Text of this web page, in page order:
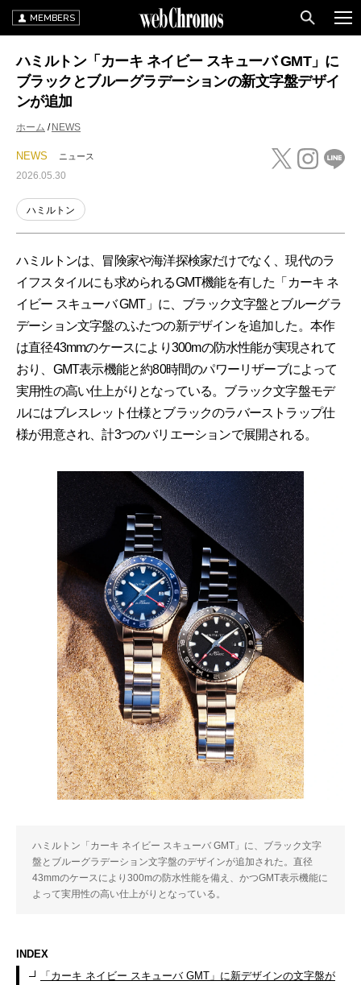
MEMBERS
ハミルトン「カーキ ネイビー スキューバ GMT」に
ブラックとブルーグラデーションの新文字盤デザイ
ンが追加
ホーム NEWS
NEWS ニュース
2026.05.30
ハミルトン
ハミルトンは、冒険家や海洋探検家だけでなく、現代のラ
イフスタイルにも求められるGMT機能を有した「カーキ ネ
イビー スキューバ GMT」に、ブラック文字盤とブルーグラ
デーション文字盤のふたつの新デザインを追加した。本作
は直径43mmのケースにより300mの防水性能が実現されて
おり、GMT表示機能と約80時間のパワーリザーブによって
実用性の高い仕上がりとなっている。ブラック文字盤モデ
ルにはブレスレット仕様とブラックのラバーストラップ仕
様が用意され、計3つのバリエーションで展開される。
ハミルトン「カーキ ネイビー スキューバ GMT」に、ブラック文字
盤とブルーグラデーション文字盤のデザインが追加された。直径
43mmのケースにより300mの防水性能を備え、かつGMT表示機能に
よって実用性の高い仕上がりとなっている。
INDEX
「カーキ ネイビー スキューバ GMT」に新デザインの文字盤が